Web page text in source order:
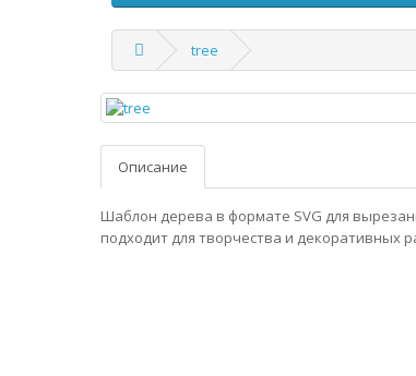
tree
Описание
Шаблон дерева в формате SVG для
подходит для творчества и декоративных